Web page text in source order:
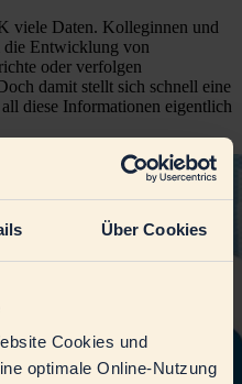
Über Cookies
Cookies und
optimale Online-Nutzung
viele Daten. Kolleginnen und
die Entwicklung von
oder verfolgen
damit stellt sich schnell eine
diese Informationen eigentlich